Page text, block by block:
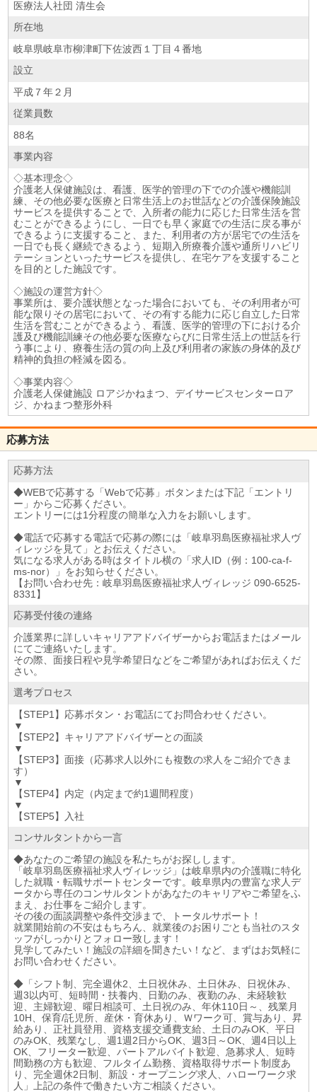
医療法人社団 清生会
所在地
岐阜県岐阜市柳津町下佐波西１丁目４番地
設立
平成７年２月
従業員数
88名
事業内容
◇基本理念◇
介護老人保健施設は、看護、医学的管理の下での介護や機能訓
練、その他必要な医療と日常生活上のお世話などの介護保険施設
サービスを提供することで、入所者の能力に応じた日常生活を営
むことができるようにし、一日でも早く家庭での生活に戻る事が
できるように支援すること、また、利用者の方が居宅での生活を
一日でも長く継続できるよう、短期入所療養介護や通所リハビリ
テーションといったサービスを提供し、在宅ケアを支援すること
を目的とした施設です。
◇施設の運営方針◇
事業所は、要介護状態となった場合においても、その利用者が可
能な限りその居宅において、その有する能力に応じ自立した日常
生活を営むことができるよう、看護、医学的管理の下における介
護及び機能訓練その他必要な医療ならびに日常生活上の世話を行
う事により、療養生活の質の向上及び利用者の家族の身体的及び
精神的負担の軽減を図る。
◇事業内容◇
介護老人保健施設 ロアジかねまつ、デイサービスセンターロア
ジ、かねまつ整形外科
応募方法
応募方法
◆WEBで応募する「Webで応募」ボタンまたは下記「エントリ
ー」からご応募ください。
エントリーには1分程度の簡単な入力をお願いします。
◆電話で応募する電話で応募の際には「岐阜羽島医療福祉求人ヴ
ィレッジを見て」とお伝えください。
気になる求人がある時はタイトル横の「求人ID（例：100-ca-f-
ms-nor）」をお知らせください。
【お問い合わせ先：岐阜羽島医療福祉求人ヴィレッジ 090-6525-
8331】
応募受付後の連絡
介護業界に詳しいキャリアアドバイザーからお電話またはメール
にてご連絡いたします。
その際、面接日程や見学希望日などをご希望があればお伝えくだ
さい。
選考プロセス
【STEP1】応募ボタン・お電話にてお問合わせください。
▼
【STEP2】キャリアアドバイザーとの面談
▼
【STEP3】面接（応募求人以外にも複数の求人をご紹介できま
す）
▼
【STEP4】内定（内定まで約1週間程度）
▼
【STEP5】入社
コンサルタントから一言
◆あなたのご希望の施設を私たちがお探しします。
「岐阜羽島医療福祉求人ヴィレッジ」は岐阜県内の介護職に特化
した就職・転職サポートセンターです。岐阜県内の豊富な求人デ
ータから専任のコンサルタントがあなたのキャリアやご希望をふ
まえ、お仕事をご紹介します。
その後の面談調整や条件交渉まで、トータルサポート！
就業開始前の不安はもちろん、就業後のお困りごとも当社のスタ
ッフがしっかりとフォロー致します！
見学してみたい！施設の詳細を聞きたい！など、まずはお気軽に
お問い合わせください。
◆「シフト制、完全週休2、土日祝休み、土日休み、日祝休み、
週3以内可、短時間・扶養内、日勤のみ、夜勤のみ、未経験歓
迎、主婦歓迎、曜日相談可、土日祝のみ、年休110日～、残業月
10H、保育/託児所、産休・育休あり、Ｗワーク可、賞与あり、昇
給あり、正社員登用、資格支援交通費支給、土日のみOK、平日
のみOK、残業なし、週1週2日からOK、週3日～OK、週4日以上
OK、フリーター歓迎、パートアルバイト歓迎、急募求人、短時
間勤務の方も歓迎、フルタイム勤務、資格取得サポート制度あ
り、完全週休2日制、新設・オープニング求人、ハローワーク求
人」上記の条件で働きたい方ご相談ください。